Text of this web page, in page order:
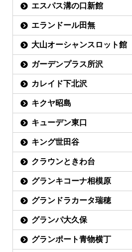
エスパス溝の口新館
エランドール田無
大山オーシャンスロット館
ガーデンプラス所沢
カレイド下北沢
キクヤ昭島
キューデン東口
キング世田谷
クラウンときわ台
グランキコーナ相模原
グランドラカータ瑞穂
グランパ大久保
グランポート青物横丁